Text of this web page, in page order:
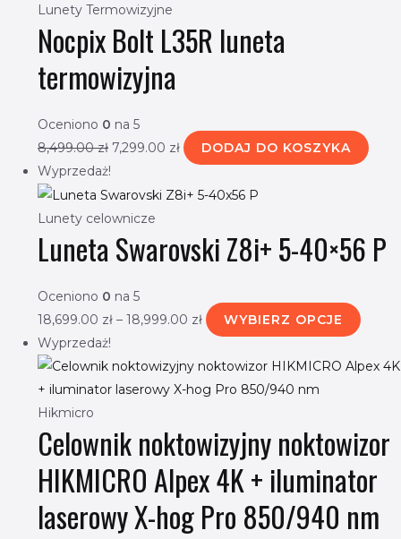
Lunety Termowizyjne
Nocpix Bolt L35R luneta
termowizyjna
Oceniono 0 na 5
8,499.00zł 7,299.00 zł
DODAJ DO KOSZYKA
Wyprzedaż!
Lunety celownicze
Luneta Swarovski Z8i+ 5-40×56 P
Oceniono 0 na 5
18,699.00 zł – 18,999.00 zł WYBIERZ OPCJE
Wyprzedaż!
Hikmicro
Celownik noktowizyjny noktowizor
HIKMICRO Alpex 4K + iluminator
laserowy X-hog Pro 850/940 nm